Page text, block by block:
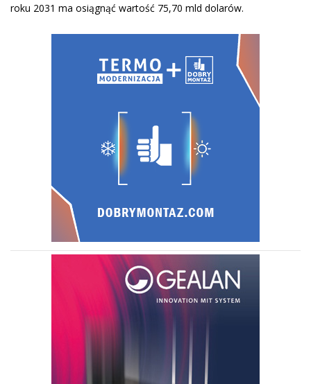
roku 2031 ma osiągnąć wartość 75,70 mld dolarów.